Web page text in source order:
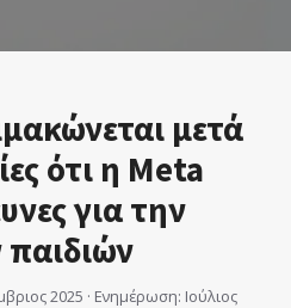
μετά
ότι η Meta
για την
2025 · Ενημέρωση: Ιούλιος